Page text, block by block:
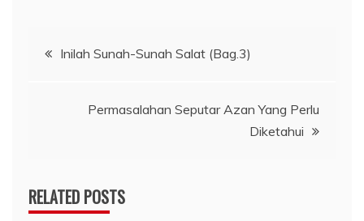
Navigasi
Inilah Sunah-Sunah Salat (Bag.3)
Permasalahan Seputar Azan Yang Perlu
Diketahui
RELATED POSTS